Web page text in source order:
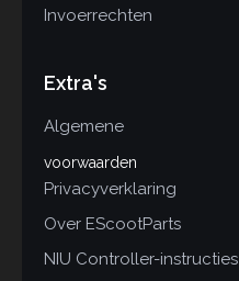
Invoerrechten
Extra's
Algemene
voorwaarden
Privacyverklaring
Over EScootParts
NIU Controller-instructies